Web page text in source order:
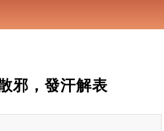
邪，發汗解表